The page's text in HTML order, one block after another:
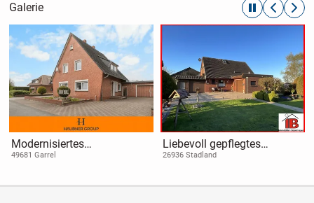
Galerie automatische
Modernisiertes
Zweifamilienhaus in
Feldrand von Garrel!
49681 Garrel
Liebevoll gepflegtes
Einfamilienhaus im
Stadland
26936 Stadland